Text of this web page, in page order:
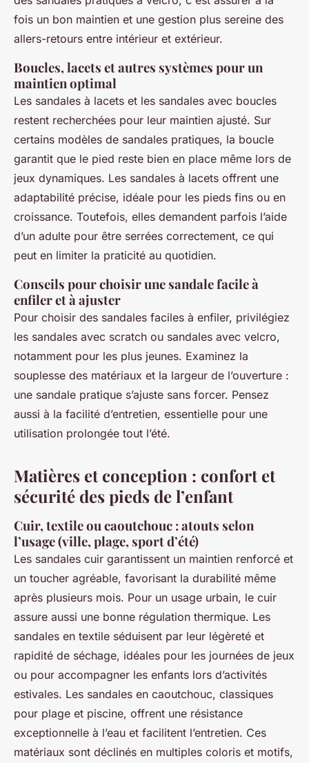
fois un bon maintien et une gestion plus sereine des
allers-retours entre intérieur et extérieur.
Boucles, lacets et autres systèmes pour un
maintien optimal
Les sandales à lacets et les sandales avec boucles
restent recherchées pour leur maintien ajusté. Sur
certains modèles de sandales pratiques, la boucle
garantit que le pied reste bien en place même lors de
jeux dynamiques. Les sandales à lacets offrent une
adaptabilité précise, idéale pour les pieds fins ou en
croissance. Toutefois, elles demandent parfois l’aide
d’un adulte pour être serrées correctement, ce qui
peut en limiter la praticité au quotidien.
Conseils pour choisir une sandale facile à
enfiler et à ajuster
Pour choisir des sandales faciles à enfiler, privilégiez
les sandales avec scratch ou sandales avec velcro,
notamment pour les plus jeunes. Examinez la
souplesse des matériaux et la largeur de l’ouverture :
une sandale pratique s’ajuste sans forcer. Pensez
aussi à la facilité d’entretien, essentielle pour une
utilisation prolongée tout l’été.
Matières et conception : confort et
sécurité des pieds de l’enfant
Cuir, textile ou caoutchouc : atouts selon
l’usage (ville, plage, sport d’été)
Les sandales cuir garantissent un maintien renforcé et
un toucher agréable, favorisant la durabilité même
après plusieurs mois. Pour un usage urbain, le cuir
assure aussi une bonne régulation thermique. Les
sandales en textile séduisent par leur légèreté et
rapidité de séchage, idéales pour les journées de jeux
ou pour accompagner les enfants lors d’activités
estivales. Les sandales en caoutchouc, classiques
pour plage et piscine, offrent une résistance
exceptionnelle à l’eau et facilitent l’entretien. Ces
matériaux sont déclinés en multiples coloris et motifs,